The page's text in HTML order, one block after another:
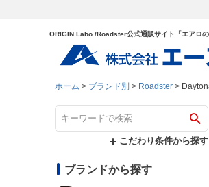
ORIGIN Labo./Roadster公式通販サイト「エアロの
ホーム ブランド別 Roadster
こだわり条件から探す
ブランドから探す